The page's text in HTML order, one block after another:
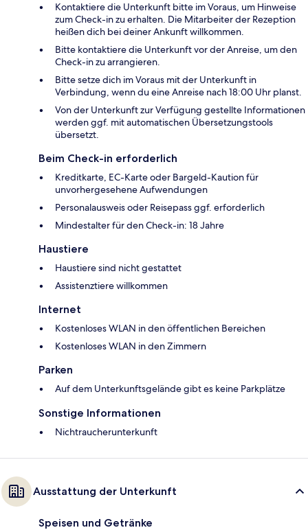
Kontaktiere die Unterkunft bitte im Voraus, um Hinweise
zum Check-in zu erhalten. Die Mitarbeiter der Rezeption
heißen dich bei deiner Ankunft willkommen.
Bitte kontaktiere die Unterkunft vor der Anreise, um den
Check-in zu arrangieren.
Bitte setze dich im Voraus mit der Unterkunft in
Verbindung, wenn du eine Anreise nach 18:00 Uhr planst.
Von der Unterkunft zur Verfügung gestellte Informationen
werden ggf. mit automatischen Übersetzungstools
übersetzt.
Beim Check-in erforderlich
Kreditkarte, EC-Karte oder Bargeld-Kaution für
unvorhergesehene Aufwendungen
Personalausweis oder Reisepass ggf. erforderlich
Mindestalter für den Check-in: 18 Jahre
Haustiere
Haustiere sind nicht gestattet
Assistenztiere willkommen
Internet
Kostenloses WLAN in den öffentlichen Bereichen
Kostenloses WLAN in den Zimmern
Parken
Auf dem Unterkunftsgelände gibt es keine Parkplätze
Sonstige Informationen
Nichtraucherunterkunft
Ausstattung der Unterkunft
Speisen und Getränke